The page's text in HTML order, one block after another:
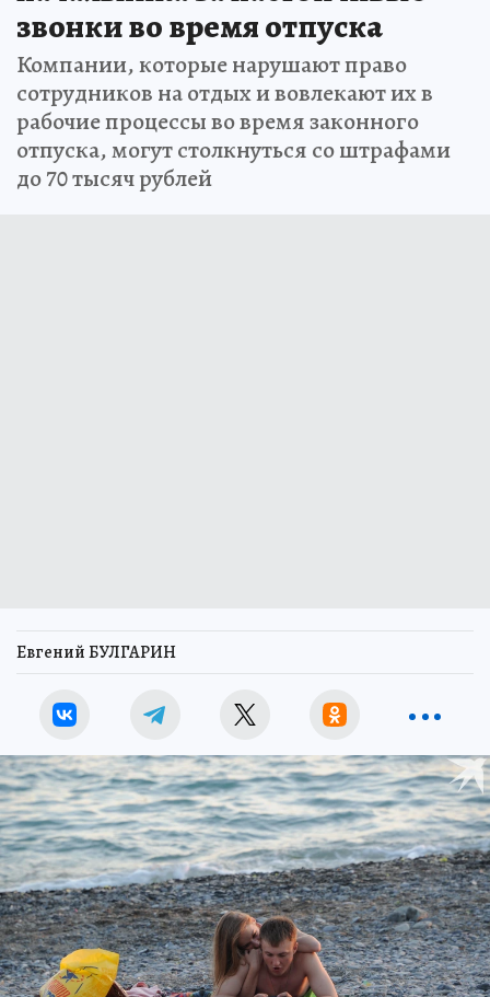
звонки во время отпуска
Компании, которые нарушают право
сотрудников на отдых и вовлекают их в
рабочие процессы во время законного
отпуска, могут столкнуться со штрафами
до 70 тысяч рублей
Евгений БУЛГАРИН